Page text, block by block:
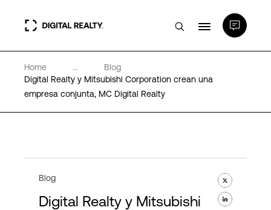
Centros de Datos
PlatformDIGITAL®
Home ...
Blog
Digital Realty y Mitsubishi Corporation crean una
empresa conjunta, MC Digital Realty
Blog
Digital Realty y Mitsubishi